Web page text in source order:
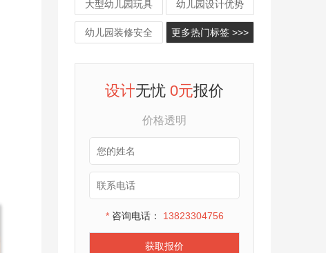
大型幼儿园玩具 幼儿园设计优势
幼儿园装修安全 更多热门标签 >>>
设计无忧0元报价
价格透明
*咨询电话： 13823304756
获取报价